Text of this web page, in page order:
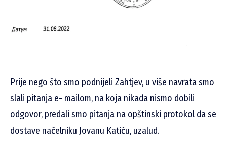
Prije nego što smo podnijeli Zahtjev, u više navrata smo
slali pitanja e- mailom, na koja nikada nismo dobili
odgovor, predali smo pitanja na opštinski protokol da se
dostave načelniku Jovanu Katiću, uzalud.